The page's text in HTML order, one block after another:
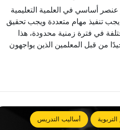
عنصر أساسي في العلمية التعليمية
يجب تنفيذ مهام متعددة ويجب تحقيق
في فترة زمنية محدودة، هذا
من قبل المعلمين الذين يواجهون
التربوية أساليب التدريس